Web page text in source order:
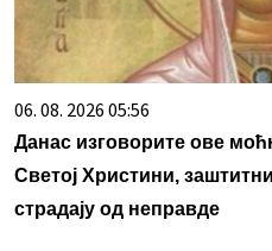
06. 08. 2026 05:56
Данас изговорите ове
Светој Христини,
страдају од неправде